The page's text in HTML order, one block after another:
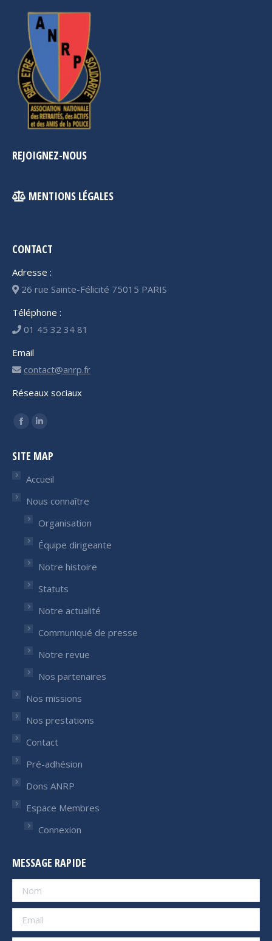
REJOIGNEZ-NOUS
MENTIONS LÉGALES
CONTACT
Adresse :
26 rue Sainte-Félicité 75015 PARIS
Téléphone :
01 45 32 34 81
Email
contact@anrp.fr
Réseaux sociaux
Trouvez nous sur :
Facebook
opens
window
LinkedIn
opens
in
window
SITE MAP
Accueil
Nous connaître
Organisation
Équipe dirigeante
Notre histoire
Statuts
Notre actualité
Communiqué de presse
Notre revue
Nos partenaires
Nos missions
Nos prestations
Contact
Pré-adhésion
Dons ANRP
Espace Membres
Connexion
MESSAGE RAPIDE